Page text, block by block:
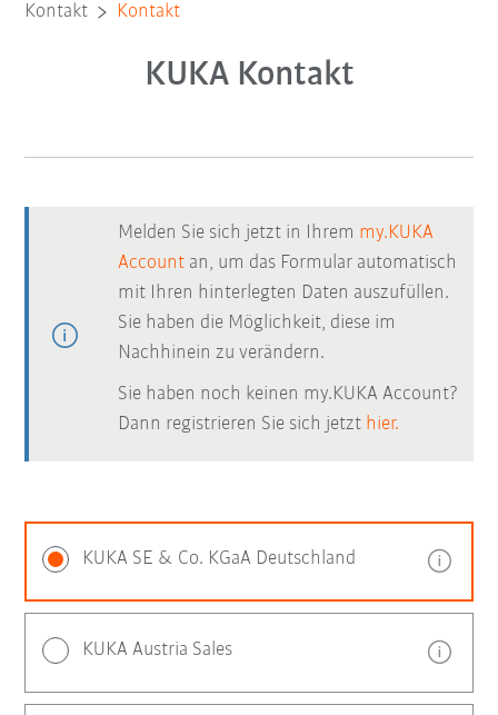
Kontakt Kontakt
KUKA Kontakt
Melden Sie sich jetzt in Ihrem my.KUKA
Account an, um das Formular automatisch
mit Ihren hinterlegten Daten auszufüllen.
Sie haben die Möglichkeit, diese im
Nachhinein zu verändern.
Sie haben noch keinen my.KUKA Account?
Dann registrieren Sie sich jetzt hier.
KUKA SE & Co. KGaA Deutschland
KUKA Austria Sales